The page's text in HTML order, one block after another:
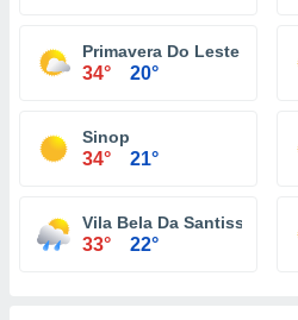
Primavera Do Leste
34° 20°
Sinop
34° 21°
Vila Bela Da Santissima
33° 22°